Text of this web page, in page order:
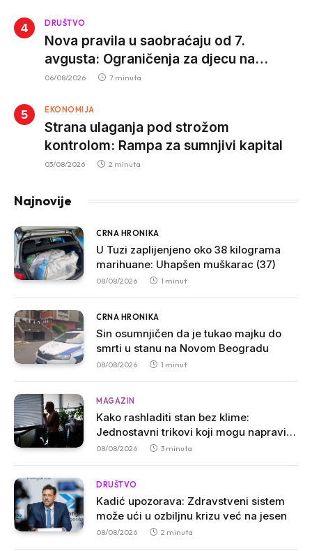
DRUŠTVO
Nova pravila u saobraćaju od 7.
avgusta: Ograničenja za djecu na
trotinetima i mlade vozače, veće kazne
06/08/2026 7 minuta
EKONOMIJA
Strana ulaganja pod strožom
kontrolom: Rampa za sumnjivi kapital
03/08/2026 2 minuta
Najnovije
CRNA HRONIKA
U Tuzi zaplijenjeno oko 38 kilograma
marihuane: Uhapšen muškarac (37)
08/08/2026 1 minut
CRNA HRONIKA
Sin osumnjičen da je tukao majku do
smrti u stanu na Novom Beogradu
08/08/2026 1 minut
MAGAZIN
Kako rashladiti stan bez klime:
Jednostavni trikovi koji mogu napraviti
veliku razliku
08/08/2026 3 minuta
DRUŠTVO
Kadić upozorava: Zdravstveni sistem
može ući u ozbiljnu krizu već na jesen
08/08/2026 2 minuta